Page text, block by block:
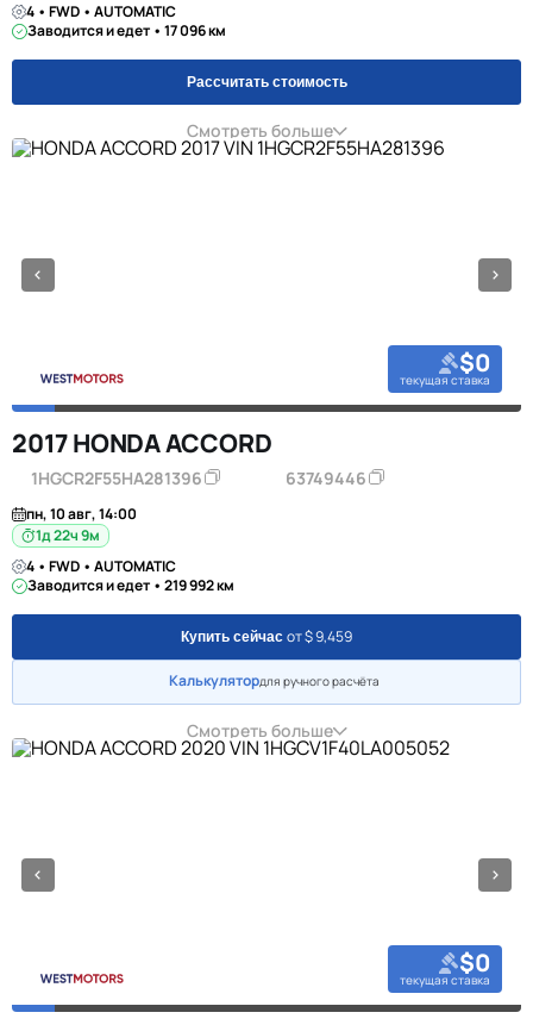
4 • FWD • AUTOMATIC
Заводится и едет • 17 096 км
Рассчитать стоимость
Смотреть больше
$0
текущая ставка
2017 HONDA ACCORD
1HGCR2F55HA281396 63749446
пн, 10 авг, 14:00
1д 22ч 9м
4 • FWD • AUTOMATIC
Заводится и едет • 219 992 км
Купить сейчас от $ 9,459
Калькулятордля ручного расчёта
Смотреть больше
$0
текущая ставка